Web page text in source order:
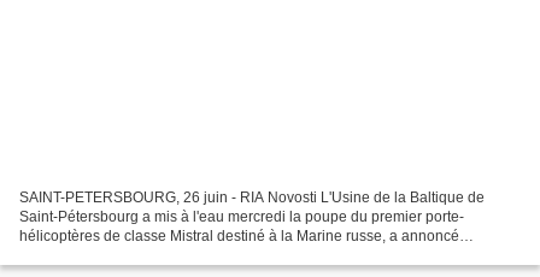
SAINT-PETERSBOURG, 26 juin - RIA Novosti L'Usine de la Baltique de
Saint-Pétersbourg a mis à l'eau mercredi la poupe du premier porte-
hélicoptères de classe Mistral destiné à la Marine russe, a annoncé